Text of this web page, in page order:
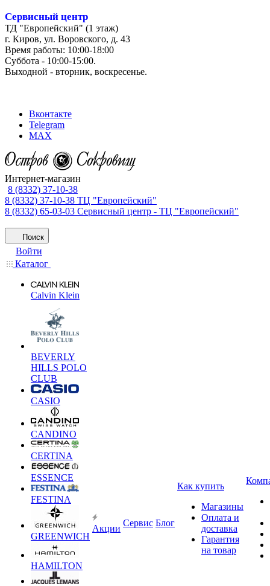
Сервисный центр
ТД "Европейский" (1 этаж)
г. Киров, ул. Воровского, д. 43
Время работы: 10:00-18:00
Суббота - 10:00-15:00.
Выходной - вторник, воскресенье.
Вконтакте
Telegram
MAX
Интернет-магазин
8 (8332) 37-10-38
8 (8332) 37-10-38 ТЦ "Европейский"
8 (8332) 65-03-03 Сервисный центр - ТЦ "Европейский"
Поиск
Войти
Каталог
Calvin Klein
BEVERLY
HILLS POLO
CLUB
CASIO
CANDINO
CERTINA
ESSENCE
FESTINA
GREENWICH
HAMILTON
Акции
Сервис Блог
Как купить
Магазины
Оплата и
доставка
Гарантия
на товар